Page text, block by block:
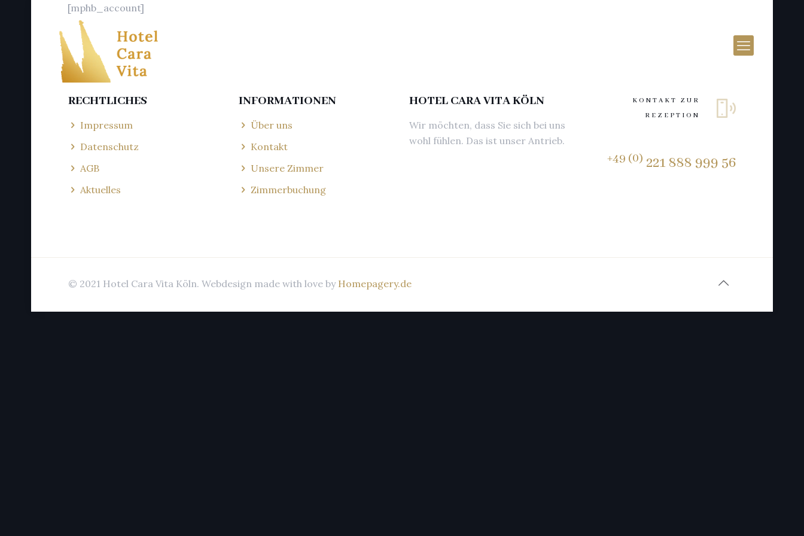
[mphb_account]
RECHTLICHES
Impressum
Datenschutz
AGB
Aktuelles
INFORMATIONEN
Über uns
Kontakt
Unsere Zimmer
Zimmerbuchung
HOTEL CARA VITA KÖLN
Wir möchten, dass Sie sich bei uns
wohl fühlen. Das ist unser Antrieb.
KONTAKT ZUR
REZEPTION
+49 (0) 221 888 999 56
© 2021 Hotel Cara Vita Köln. Webdesign made with love by Homepagery.de